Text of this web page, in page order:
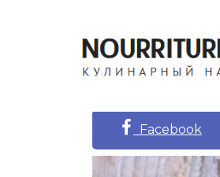
Facebook